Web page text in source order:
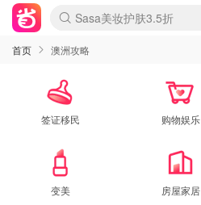
lululemon折扣上新
Sasa美妆护肤3.5折
SSENSE年中3折
FreshBeauty好价汇总
Cettire降价+叠9折
Farfetch折上8折
WWS Coles超市实拍
viagogo二手票捡漏
Myer清仓1折起
The Outnet奢牌1折起
David Jones 3折起
Flannels大牌1折
Perfumes Club护肤1折
AMIRO返校季6.2折
Oweek抽奖送Airpods
Amazon折扣汇总
eToro入金$200送$50
Amazon数码好物
ICONIC本周7.5折
ThedoubleF高奢地板价
Moose Knuckles 6折
丝芙兰5折起
EUFY官网3.7折起
Selenichast首饰2折
Trip机票酒店促销
YSL送5件彩妆礼
Amazon家居好物
BIGBANG巡演开票
David Jones时尚3折
Amazon美妆护肤
雅漾大喷$8
过敏原检测盒$33
伊索独家赠50ml沐浴露
科颜氏清仓3折
SEALIFE海洋馆门票6折
丝塔芙大白罐$16
订阅Newsletter送香薰
Cult Beauty 6.8折
Harrods圣诞日历2.3折
LN-CC奢牌私促3折
d'Alba空姐喷雾$16
EVE LOM套装逆天2折
Bernardelli独家4折
Adore Beauty 6折起
CT圣诞日历
Mytheresa奢品2.7折
Luxury Escapes 9折
Currentbody美容仪9折
卡诗9折+赠4件礼
MOON Garden Live
ALLSAINTS美衣3折
Roborock扫地机3.7折
Tingo Life水杯$24
Valentino官网5折
CR洗发护发6.3折
首页 澳洲攻略
签证移民
变美
购物娱乐
房屋家居